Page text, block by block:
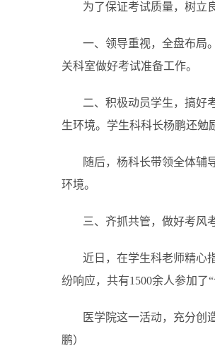
为了保证考试质量，树立
一、领导重视，全盘布局
关科室做好考试准备工作。
二、积极动员学生，搞好
生环境。学生科科长杨鹏还勉
随后，杨科长带领全体辅
环境。
三、齐抓共管，做好考风
近日，在学生科老师精心
纷响应，共有1500余人参加了
医学院这一活动，充分创
鹏）